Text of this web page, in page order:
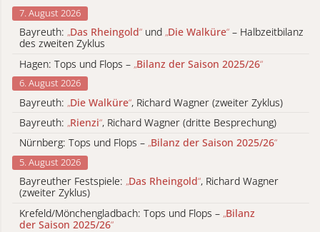
7. August 2026
Bayreuth: „Das Rheingold“ und „Die Walküre“ – Halbzeitbilanz
des zweiten Zyklus
Hagen: Tops und Flops – „Bilanz der Saison 2025/26“
6. August 2026
Bayreuth: „Die Walküre“, Richard Wagner (zweiter Zyklus)
Bayreuth: „Rienzi“, Richard Wagner (dritte Besprechung)
Nürnberg: Tops und Flops – „Bilanz der Saison 2025/26“
5. August 2026
Bayreuther Festspiele: „Das Rheingold“, Richard Wagner
(zweiter Zyklus)
Krefeld/Mönchengladbach: Tops und Flops – „Bilanz
der Saison 2025/26“